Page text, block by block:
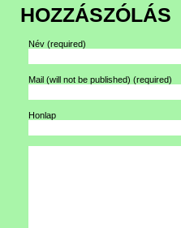
HOZZÁSZÓLÁS
Név (required)
Mail (will not be published) (required)
Honlap